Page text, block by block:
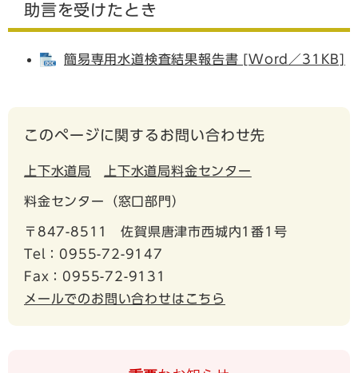
助言を受けたとき
簡易専用水道検査結果報告書 [Word／31KB]
このページに関するお問い合わせ先
上下水道局 上下水道局料金センター
料金センター（窓口部門）
〒847-8511
佐賀県唐津市西城内1番1号
Tel：0955-72-9147
Fax：0955-72-9131
メールでのお問い合わせはこちら